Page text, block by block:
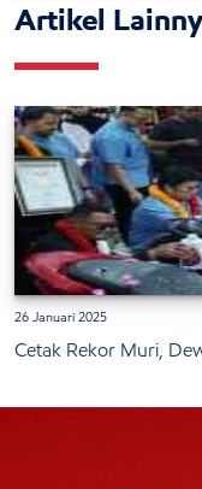
Artikel
26 Januari 2025
Cetak Rekor Muri,